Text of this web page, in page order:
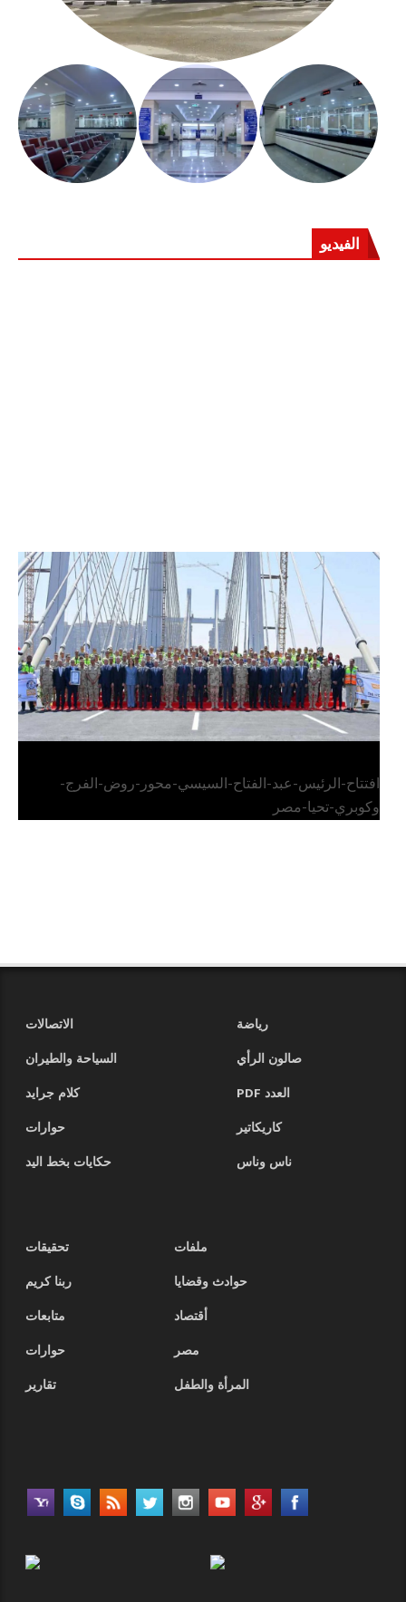
الفيديو
الرئيس عبد الفتاح السيسي يفتتح محور روض الفرج
وكوبري تحيا مصر
افتتاح-الرئيس-عبد-الفتاح-السيسي-محور-روض-الفرج-
وكوبري-تحيا-مصر
رياضة
الاتصالات
صالون الرأي
السياحة والطيران
العدد PDF
كلام جرايد
كاريكاتير
حوارات
ناس وناس
حكايات بخط اليد
ملفات
تحقيقات
حوادث وقضايا
ربنا كريم
أقتصاد
متابعات
مصر
حوارات
المرأة والطفل
تقارير